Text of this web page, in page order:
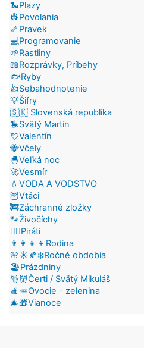
🐍Plazy
👷Povolania
🦴Pravek
💻Programovanie
🌱Rastliny
📖Rozprávky, Príbehy
🐟Ryby
👍Sebahodnotenie
💡Šifry
🇸🇰 Slovenská republika
🎠Svätý Martin
💘Valentín
🐝Včely
🐣Veľká noc
🚀Vesmír
💧VODA A VODSTVO
🦉Vtáci
🚒Záchranné zložky
🐾Živočíchy
🏴‍☠️Piráti
👨‍👩‍👧‍👦Rodina
🌸☀️🍂❄️Ročné obdobia
🏖️Prázdniny
🎅👹Čerti / Svätý Mikuláš
🍎🥕Ovocie - zelenina
🎄🎁Vianoce